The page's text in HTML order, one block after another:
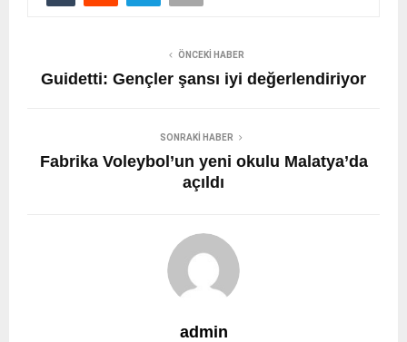
ÖNCEKI HABER
Guidetti: Gençler şansı iyi değerlendiriyor
SONRAKI HABER
Fabrika Voleybol’un yeni okulu Malatya’da
açıldı
admin